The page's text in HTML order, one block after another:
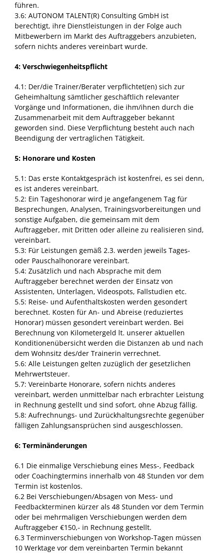
führen.
3.6: AUTONOM TALENT(R) Consulting GmbH ist
berechtigt, ihre Dienstleistungen in der Folge auch
Mitbewerbern im Markt des Auftraggebers anzubieten,
sofern nichts anderes vereinbart wurde.
4: Verschwiegenheitspflicht
4.1: Der/die Trainer/Berater verpflichtet(en) sich zur
Geheimhaltung sämtlicher geschäftlich relevanter
Vorgänge und Informationen, die ihm/ihnen durch die
Zusammenarbeit mit dem Auftraggeber bekannt
geworden sind. Diese Verpflichtung besteht auch nach
Beendigung der vertraglichen Tätigkeit.
5: Honorare und Kosten
5.1: Das erste Kontaktgespräch ist kostenfrei, es sei denn,
es ist anderes vereinbart.
5.2: Ein Tageshonorar wird je angefangenem Tag für
Besprechungen, Analysen, Trainingsvorbereitungen und
sonstige Aufgaben, die gemeinsam mit dem
Auftraggeber, mit Dritten oder alleine zu realisieren sind,
vereinbart.
5.3: Für Leistungen gemäß 2.3. werden jeweils Tages-
oder Pauschalhonorare vereinbart.
5.4: Zusätzlich und nach Absprache mit dem
Auftraggeber berechnet werden der Einsatz von
Assistenten, Unterlagen, Videospots, Fallstudien etc.
5.5: Reise- und Aufenthaltskosten werden gesondert
berechnet. Kosten für An- und Abreise (reduziertes
Honorar) müssen gesondert vereinbart werden. Bei
Berechnung von Kilometergeld lt. unserer aktuellen
Konditionenübersicht werden die Distanzen ab und nach
dem Wohnsitz des/der Trainerin verrechnet.
5.6: Alle Leistungen gelten zuzüglich der gesetzlichen
Mehrwertsteuer.
5.7: Vereinbarte Honorare, sofern nichts anderes
vereinbart, werden unmittelbar nach erbrachter Leistung
in Rechnung gestellt und sind sofort, ohne Abzug fällig.
5.8: Aufrechnungs- und Zurückhaltungsrechte gegenüber
fälligen Zahlungsansprüchen sind ausgeschlossen.
6: Terminänderungen
6.1 Die einmalige Verschiebung eines Mess-, Feedback
oder Coachingtermins innerhalb von 48 Stunden vor dem
Termin ist kostenlos.
6.2 Bei Verschiebungen/Absagen von Mess- und
Feedbackterminen kürzer als 48 Stunden vor dem Termin
oder bei mehrmaligen Verschiebungen werden dem
Auftraggeber €150,- in Rechnung gestellt.
6.3 Terminverschiebungen von Workshop-Tagen müssen
10 Werktage vor dem vereinbarten Termin bekannt